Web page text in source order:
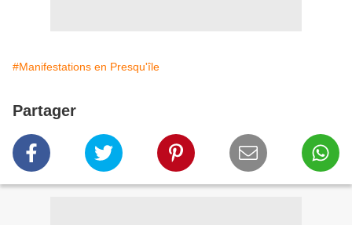
#Manifestations en Presqu'île
Partager